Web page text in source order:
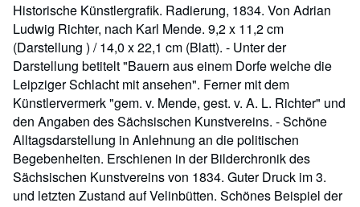
Historische Künstlergrafik. Radierung, 1834. Von Adrian
Ludwig Richter, nach Karl Mende. 9,2 x 11,2 cm
(Darstellung ) / 14,0 x 22,1 cm (Blatt). - Unter der
Darstellung betitelt "Bauern aus einem Dorfe welche die
Leipziger Schlacht mit ansehen". Ferner mit dem
Künstlervermerk "gem. v. Mende, gest. v. A. L. Richter" und
den Angaben des Sächsischen Kunstvereins. - Schöne
Alltagsdarstellung in Anlehnung an die politischen
Begebenheiten. Erschienen in der Bilderchronik des
Sächsischen Kunstvereins von 1834. Guter Druck im 3.
und letzten Zustand auf Velinbütten. Schönes Beispiel der